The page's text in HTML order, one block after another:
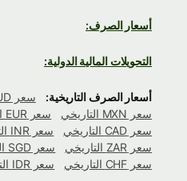
أسعار الصرف:
التحويلات المالية الدولية:
أسعار الصرف التاريخية: سعر AUD التاريخي
سعر MXN التاريخي
سعر EUR التاريخي
سعر CAD التاريخي
سعر INR التاريخي
سعر ZAR التاريخي
سعر SGD التاريخي
سعر CHF التاريخي
سعر IDR التاريخي